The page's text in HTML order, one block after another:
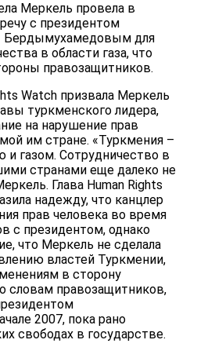
Меркель провела в
с президентом
Бердымухамедовым для
в области газа, что
правозащитников.
Watch призвала Меркель
туркменского лидера,
на нарушение прав
им стране. «Туркмения –
и газом. Сотрудничество в
странами еще далеко не
Глава Human Rights
надежду, что канцлер
прав человека во время
с президентом, однако
что Меркель не сделала
властей Туркмении,
в сторону
словам правозащитников,
2007, пока рано
свободах в государстве.